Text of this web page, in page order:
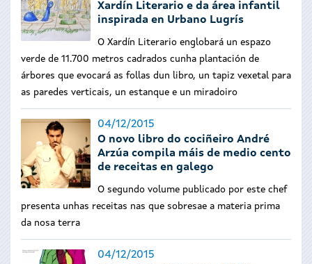
Xardín Literario e da área infantil
inspirada en Urbano Lugrís
O Xardín Literario englobará un espazo
verde de 11.700 metros cadrados cunha plantación de
árbores que evocará as follas dun libro, un tapiz vexetal para
as paredes verticais, un estanque e un miradoiro
04/12/2015
O novo libro do cociñeiro André
Arzúa compila máis de medio cento
de receitas en galego
O segundo volume publicado por este chef
presenta unhas receitas nas que sobresae a materia prima
da nosa terra
04/12/2015